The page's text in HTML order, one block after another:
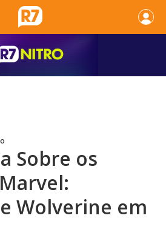
Sobre os
Wolverine em